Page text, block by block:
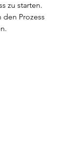
zu starten.
den Prozess